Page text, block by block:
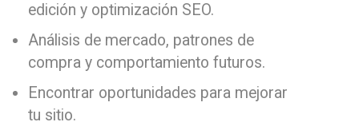
edición y optimización SEO.
Análisis de mercado, patrones de
compra y comportamiento futuros.
Encontrar oportunidades para mejorar
tu sitio.